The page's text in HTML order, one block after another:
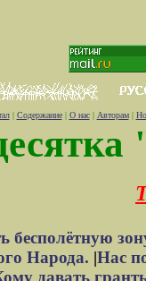
| Содержание| О нас| Авторам|
бесполётную
Народа. |Нас